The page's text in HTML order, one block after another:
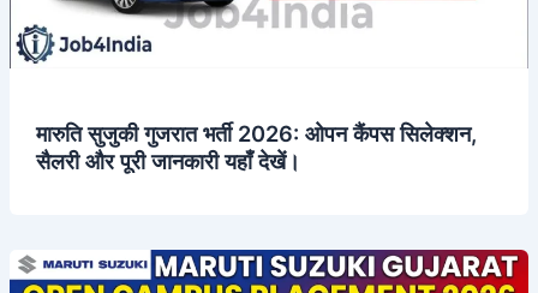
मारुति सुजुकी गुजरात भर्ती 2026: ओपन कैंपस सिलेक्शन,
सैलरी और पूरी जानकारी यहाँ देखें।